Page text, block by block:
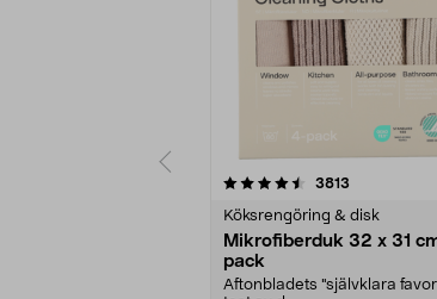
3813
Köksrengöring & disk
Mikrofiberduk 32 x 31
pack
Aftonbladets "självklara
4.0av 5 stjärnor